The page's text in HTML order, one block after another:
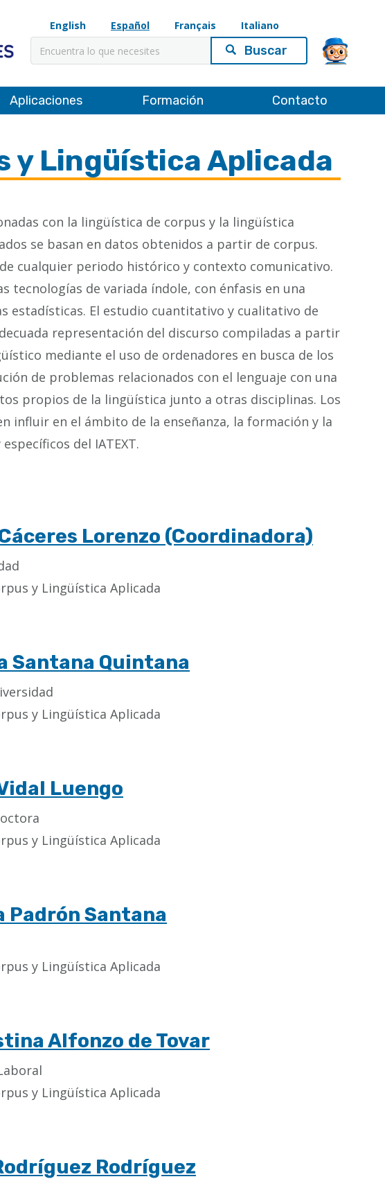
English Español Français
Italiano
Buscar
Aplicaciones Formación Contacto
y Lingüística Aplicada
con la lingüística de corpus y la lingüística
se basan en datos obtenidos a partir de corpus.
cualquier periodo histórico y contexto comunicativo.
tecnologías de variada índole, con énfasis en una
estadísticas. El estudio cuantitativo y cualitativo de
representación del discurso compiladas a partir
mediante el uso de ordenadores en busca de los
de problemas relacionados con el lenguaje con una
propios de la lingüística junto a otras disciplinas. Los
influir en el ámbito de la enseñanza, la formación y la
del IATEXT.
Cáceres Lorenzo (Coordinadora)
y Lingüística Aplicada
Santana Quintana
y Lingüística Aplicada
Luengo
y Lingüística Aplicada
Padrón Santana
y Lingüística Aplicada
Alfonzo de Tovar
y Lingüística Aplicada
Rodríguez